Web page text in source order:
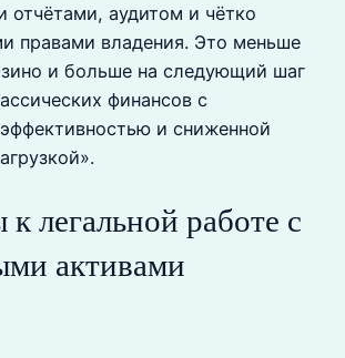
отчётами, аудитом и чётко
правами владения. Это меньше
и больше на следующий шаг
финансов с
и сниженной
легальной работе с
активами